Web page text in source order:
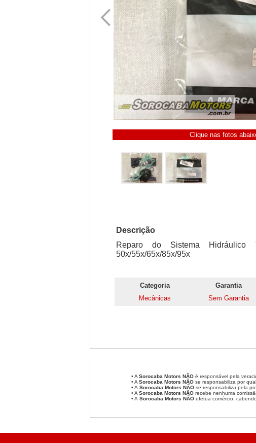
Clique nas fotos
Descrição
Reparo do Sistema Hidráulico
50x/55x/65x/85x/95x
Categoria Garantia
Mecânicas
Sem Garantia
• A Sorocaba Motors NÃO é responsável pela
• A Sorocaba Motors NÃO se responsabiliza por
• A Sorocaba Motors NÃO se responsabiliza pela
• A Sorocaba Motors NÃO recebe nenhuma
• A Sorocaba Motors NÃO efetua comércio,